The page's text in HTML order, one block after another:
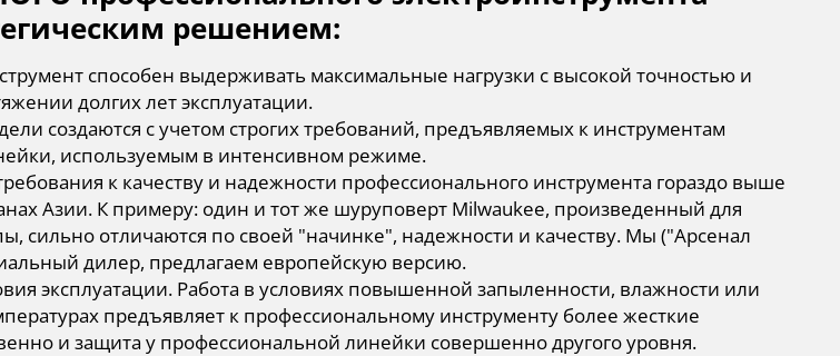
решением:
способен выдерживать максимальные нагрузки с высокой точностью и
долгих лет эксплуатации.
создаются с учетом строгих требований, предъявляемых к инструментам
используемым в интенсивном режиме.
к качеству и надежности профессионального инструмента гораздо выше
Азии. К примеру: один и тот же шуруповерт Milwaukee, произведенный для
сильно отличаются по своей "начинке", надежности и качеству. Мы ("Арсенал
дилер, предлагаем европейскую версию.
эксплуатации. Работа в условиях повышенной запыленности, влажности или
предъявляет к профессиональному инструменту более жесткие
и защита у профессиональной линейки совершенно другого уровня.